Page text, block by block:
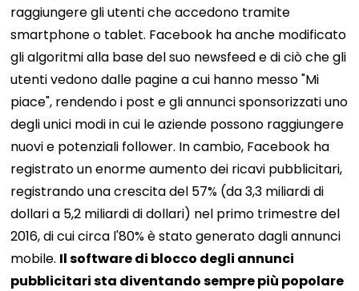
raggiungere gli utenti che accedono tramite
smartphone o tablet. Facebook ha anche modificato
gli algoritmi alla base del suo newsfeed e di ciò che gli
utenti vedono dalle pagine a cui hanno messo "Mi
piace", rendendo i post e gli annunci sponsorizzati uno
degli unici modi in cui le aziende possono raggiungere
nuovi e potenziali follower. In cambio, Facebook ha
registrato un enorme aumento dei ricavi pubblicitari,
registrando una crescita del 57% (da 3,3 miliardi di
dollari a 5,2 miliardi di dollari) nel primo trimestre del
2016, di cui circa l'80% è stato generato dagli annunci
mobile. Il software di blocco degli annunci
pubblicitari sta diventando sempre più popolare